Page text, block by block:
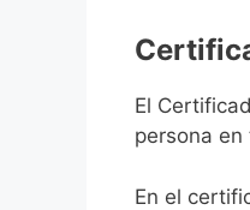
El
persona
En el